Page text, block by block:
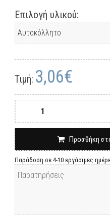
Επιλογή υλικού:
Τιμή: 3,06€
Προσθήκη
Παράδοση σε 4-10 εργάσιμες